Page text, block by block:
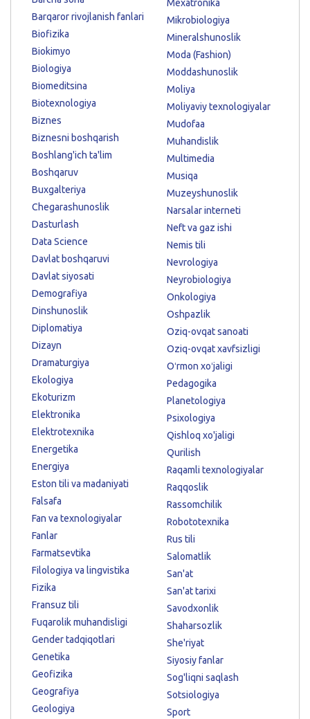
Barqaror rivojlanish fanlari
Biofizika
Biokimyo
Biologiya
Biomeditsina
Biotexnologiya
Biznes
Biznesni boshqarish
Boshlang'ich ta'lim
Boshqaruv
Buxgalteriya
Chegarashunoslik
Dasturlash
Data Science
Davlat boshqaruvi
Davlat siyosati
Demografiya
Dinshunoslik
Diplomatiya
Dizayn
Dramaturgiya
Ekologiya
Ekoturizm
Elektronika
Elektrotexnika
Energetika
Energiya
Eston tili va madaniyati
Falsafa
Fan va texnologiyalar
Fanlar
Farmatsevtika
Filologiya va lingvistika
Fizika
Fransuz tili
Fuqarolik muhandisligi
Gender tadqiqotlari
Genetika
Geofizika
Geografiya
Geologiya
Mexatronika
Mikrobiologiya
Mineralshunoslik
Moda (Fashion)
Moddashunoslik
Moliya
Moliyaviy texnologiyalar
Mudofaa
Muhandislik
Multimedia
Musiqa
Muzeyshunoslik
Narsalar interneti
Neft va gaz ishi
Nemis tili
Nevrologiya
Neyrobiologiya
Onkologiya
Oshpazlik
Oziq-ovqat sanoati
Oziq-ovqat xavfsizligi
Oʻrmon xoʻjaligi
Pedagogika
Planetologiya
Psixologiya
Qishloq xo'jaligi
Qurilish
Raqamli texnologiyalar
Raqqoslik
Rassomchilik
Robototexnika
Rus tili
Salomatlik
San'at
San'at tarixi
Savodxonlik
Shaharsozlik
She'riyat
Siyosiy fanlar
Sog'liqni saqlash
Sotsiologiya
Sport